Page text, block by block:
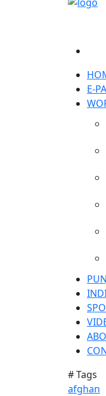
E-
# Tags
afghan